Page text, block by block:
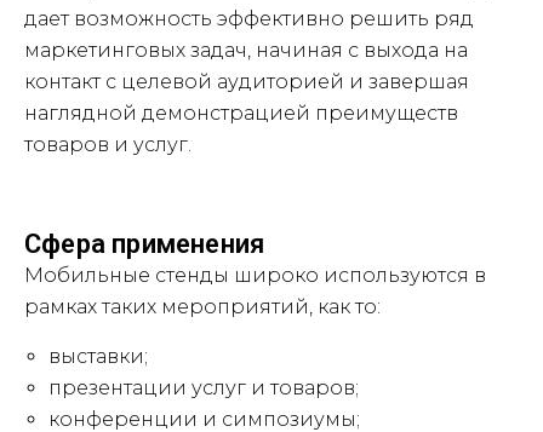
дает возможность эффективно решить ряд
маркетинговых задач, начиная с выхода на
контакт с целевой аудиторией и завершая
наглядной демонстрацией преимуществ
товаров и услуг.
Сфера применения
Мобильные стенды широко используются в
рамках таких мероприятий, как то:
выставки;
презентации услуг и товаров;
конференции и симпозиумы;